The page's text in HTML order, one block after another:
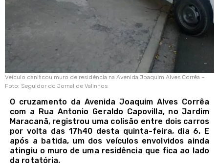
Veículo danificou muro de residência na Avenida Joaquim Alves Corrêa –
Foto: Seguidor do Jornal de Valinhos
O cruzamento da Avenida Joaquim Alves Corrêa
com a Rua Antonio Geraldo Capovilla, no Jardim
Maracanã, registrou uma colisão entre dois carros
por volta das 17h40 desta quinta-feira, dia 6. E
após a batida, um dos veículos envolvidos ainda
atingiu o muro de uma residência que fica ao lado
da rotatória.